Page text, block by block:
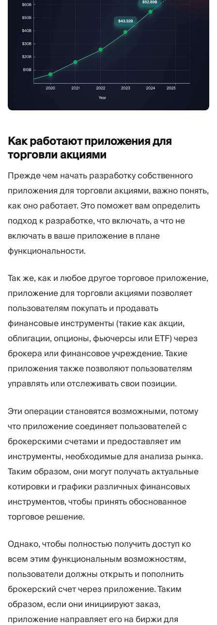
Как работают приложения для
торговли акциями
Прежде чем начать разработку собственного
приложения для торговли акциями, важно понять,
как оно работает. Это поможет вам определить
подход к разработке, что включать, а что не
включать в ваше приложение в плане
функциональности.
Так же, как и любое другое торговое приложение,
приложение для торговли акциями позволяет
пользователям покупать и продавать
финансовые инструменты (такие как акции,
облигации, опционы, фьючерсы или ETF) через
брокера или финансовое учреждение. Такие
приложения также позволяют пользователям
управлять или отслеживать свои позиции.
Эти операции становятся возможными, потому
что приложение соединяет пользователей с
брокерскими счетами и предоставляет им
инструменты, необходимые для анализа рынка.
Таким образом, они могут получать актуальные
котировки и графики различных финансовых
инструментов, чтобы принять обоснованное
торговое решение.
Однако, чтобы полностью получить доступ ко
всем этим функциональным возможностям,
пользователи должны открыть и пополнить
брокерский счет через приложение. Таким
образом, если они инициируют заказ,
приложение направляет его на биржи для